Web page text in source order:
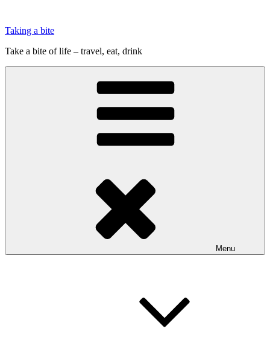
indhold
Taking a bite
Take a bite of life – travel, eat, drink
Menu